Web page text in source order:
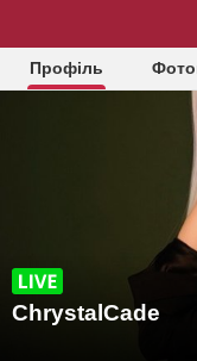
Профіль
ChrystalCade